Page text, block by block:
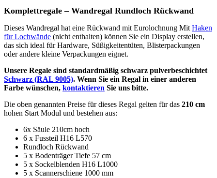
Komplettregale – Wandregal Rundloch Rückwand
Dieses Wandregal hat eine Rückwand mit Eurolochnung MitHaken
für Lochwände (nicht enthalten) können Sie ein Display erstellen,
das sich ideal für Hardware, Süßigkeitentüten, Blisterpackungen
oder andere kleine Verpackungen eignet.
Unsere Regale sind standardmäßig schwarz pulverbeschichtet
Schwarz (RAL 9005). Wenn Sie ein Regal in einer anderen
Farbe wünschen, kontaktieren Sie uns bitte.
Die oben genannten Preise für dieses Regal gelten für das 210 cm
hohen Start Modul und bestehen aus:
6x Säule 210cm hoch
6 x Fussteil H16 L570
Rundloch Rückwand
5 x Bodenträger Tiefe 57 cm
5 x Sockelblenden H16 L1000
5 x Scannerschiene 1000 mm